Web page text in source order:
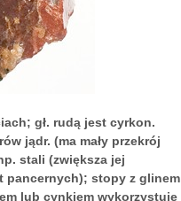
gł. rudą jest cyrkon.
jądr. (ma mały przekrój
stali (zwiększa jej
pancernych); stopy z glinem
lub cynkiem wykorzystuje